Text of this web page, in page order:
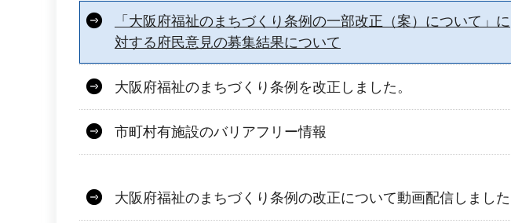
「大阪府福祉のまちづくり条例の一部改正（案）について」に
対する府民意見の募集結果について
大阪府福祉のまちづくり条例を改正しました。
市町村有施設のバリアフリー情報
大阪府福祉のまちづくり条例の改正について動画配信しました